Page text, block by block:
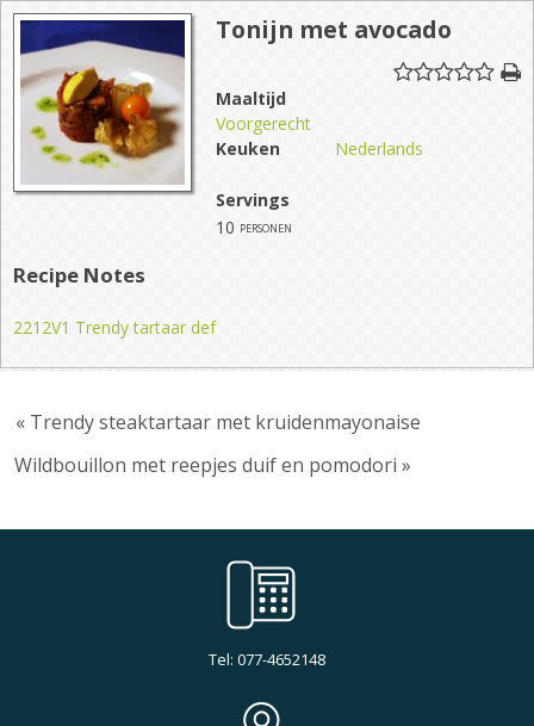
Tonijn met avocado
Maaltijd
Voorgerecht
Keuken
Nederlands
Servings
10 personen
Recipe Notes
2212V1 Trendy tartaar def
« Trendy steaktartaar met kruidenmayonaise
Wildbouillon met reepjes duif en pomodori »
Tel: 077-4652148